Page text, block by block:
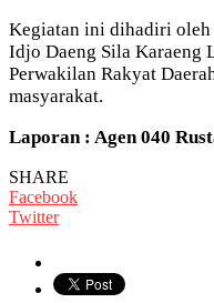
Kegiatan ini dihadiri oleh
Idjo Daeng Sila Karaeng
Perwakilan Rakyat
masyarakat.
Laporan : Agen 040
SHARE
Facebook
Twitter